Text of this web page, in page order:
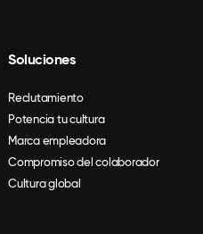
Soluciones
Reclutamiento
Potencia tu cultura
Marca empleadora
Compromiso del colaborador
Cultura global